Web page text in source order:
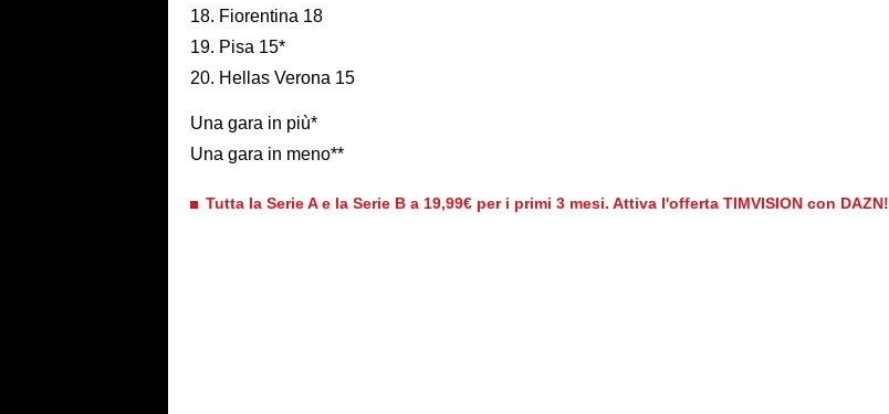
18. Fiorentina 18
19. Pisa 15*
20. Hellas Verona 15
Una gara in più*
Una gara in meno**
Tutta la Serie A e la Serie B a 19,99€ per i primi 3 mesi. Attiva l'offerta TIMVISION con DAZN!